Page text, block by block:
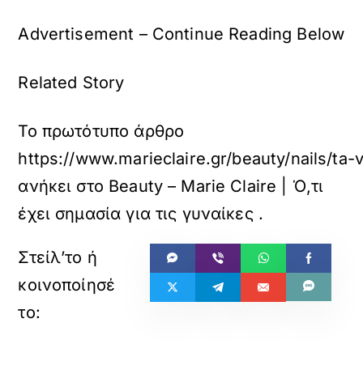
Advertisement – Continue Reading Below
Related Story
Το πρωτότυπο άρθρο
https://www.marieclaire.gr/beauty/nails/
ανήκει στο Beauty – Marie Claire | Ό,τι
έχει σημασία για τις γυναίκες.